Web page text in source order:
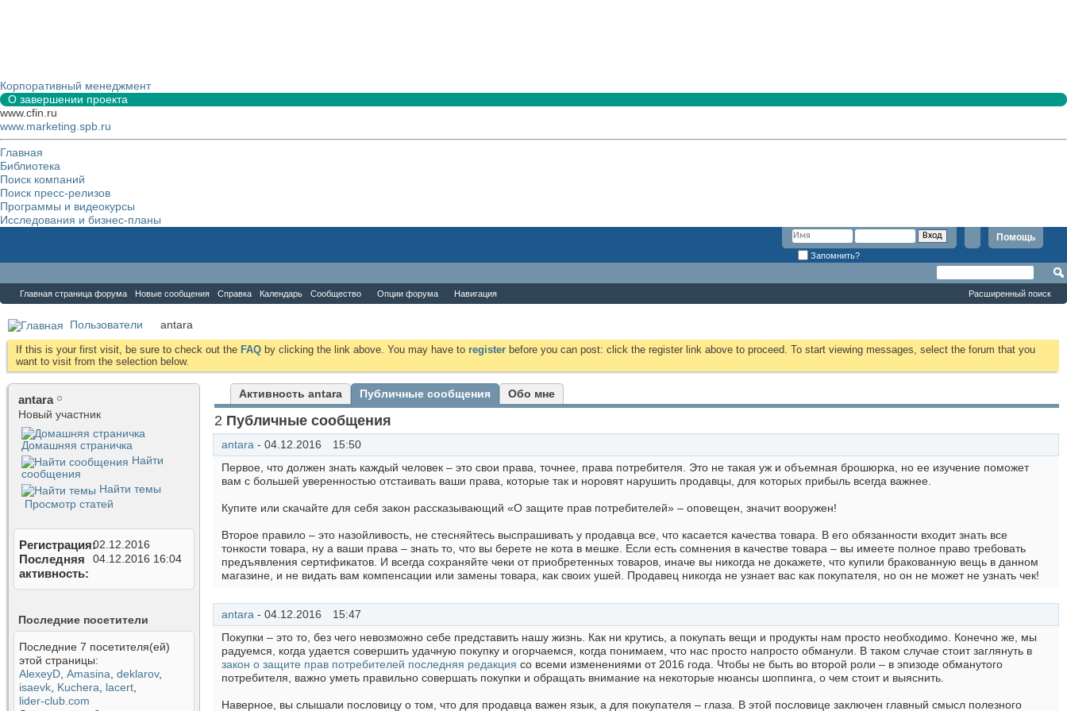
Корпоративный менеджмент
О завершении проекта
www.cfin.ru
www.marketing.spb.ru
Главная
Библиотека
Поиск компаний
Поиск пресс-релизов
Программы и видеокурсы
Исследования и бизнес-планы
Помощь
Запомнить?
Главная страница форума Новые сообщения Справка Календарь Сообщество Опции форума Навигация Расширенный поиск
Пользователи antara
If this is your first visit, be sure to check out the FAQ by clicking the link above. You may have to register before you can post: click the register link above to proceed. To start viewing messages, select the forum that you
want to visit from the selection below.
antara
Новый участник
Домашняя страничка
Найти
сообщения
Найти темы
Просмотр статей
Регистрация02.12.2016
Последняя
активность
04.12.2016 16:04
Последние посетители
Последние 7 посетителя(ей)
этой страницы:
AlexeyD Amasina deklarov,
isaevk Kuchera lacert
lider-club.com
Активность antara Публичные сообщения Обо мне
2 Публичные сообщения
antara - 04.12.2016
15:50
Первое, что должен знать каждый человек – это свои права, точнее, права потребителя. Это не такая уж и объемная брошюрка, но ее изучение поможет
вам с большей уверенностью отстаивать ваши права, которые так и норовят нарушить продавцы, для которых прибыль всегда важнее.
Купите или скачайте для себя закон рассказывающий «О защите прав потребителей» – оповещен, значит вооружен!
Второе правило – это назойливость, не стесняйтесь выспрашивать у продавца все, что касается качества товара. В его обязанности входит знать все
тонкости товара, ну а ваши права – знать то, что вы берете не кота в мешке. Если есть сомнения в качестве товара – вы имеете полное право требовать
предъявления сертификатов. И всегда сохраняйте чеки от приобретенных товаров, иначе вы никогда не докажете, что купили бракованную вещь в данном
магазине, и не видать вам компенсации или замены товара, как своих ушей. Продавец никогда не узнает вас как покупателя, но он не может не узнать чек!
antara - 04.12.2016
15:47
Покупки – это то, без чего невозможно себе представить нашу жизнь. Как ни крутись, а покупать вещи и продукты нам просто необходимо. Конечно же, мы
радуемся, когда удается совершить удачную покупку и огорчаемся, когда понимаем, что нас просто напросто обманули. В таком случае стоит заглянуть в
закон о защите прав потребителей последняя редакция со всеми изменениями от 2016 года. Чтобы не быть во второй роли – в эпизоде обманутого
потребителя, важно уметь правильно совершать покупки и обращать внимание на некоторые нюансы шоппинга, о чем стоит и выяснить.
Наверное, вы слышали пословицу о том, что для продавца важен язык, а для покупателя – глаза. В этой пословице заключен главный смысл полезного